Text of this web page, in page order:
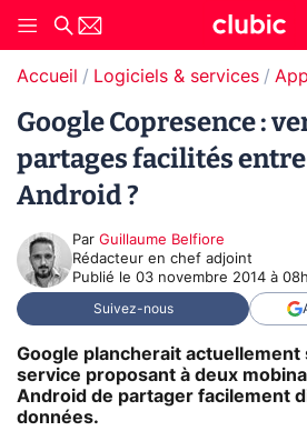
Accueil Logiciels & services
Google Copresence :
partages facilités entre
Android ?
Par Guillaume Belfiore
Rédacteur en chef adjoint
Publié le 03 novembre 2014 à
Suivez-nous
Google plancherait actuellement
service proposant à deux
Android de partager facilement
données.